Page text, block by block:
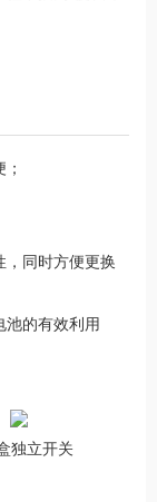
，同时方便更换
池的有效利用
独立开关